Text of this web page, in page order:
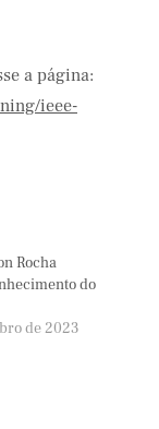
a página:
ieee-
Rocha
do
de 2023